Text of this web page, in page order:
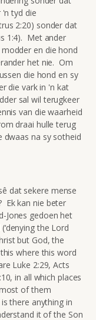
tyd die
2:20) sonder dat
1:4). Met ander
en die hond
het nie. Om
die hond en sy
die vark in 'n kat
sal wil terugkeer
van die waarheid
draai hulle terug
dwaas na sy sotheid
dat sekere mense
Ek kan nie beter
Jones gedoen het
the Lord
but God, the
where this word
Luke 2:29, Acts
in all which places
of them
there anything in
it of the Son